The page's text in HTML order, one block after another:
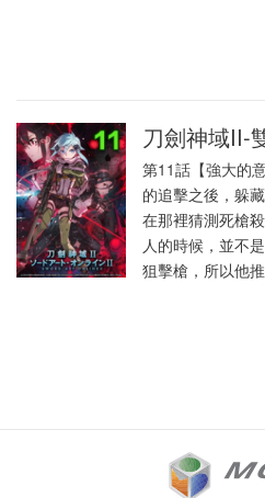
刀劍神域II-
第11話【強大的
的追擊之後，躲
在那裡猜測死槍
人的時候，並不
狙擊槍，所以他